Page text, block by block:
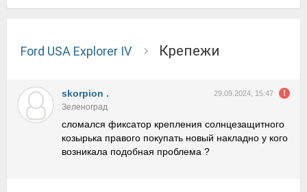
Ford USA Explorer IV крепежи
skorpion . 29.09.2024, 15:47
Зеленоград
сломался фиксатор крепления солнцезащитного
козырька правого покупать новый накладно у кого
возникала подобная проблема ?